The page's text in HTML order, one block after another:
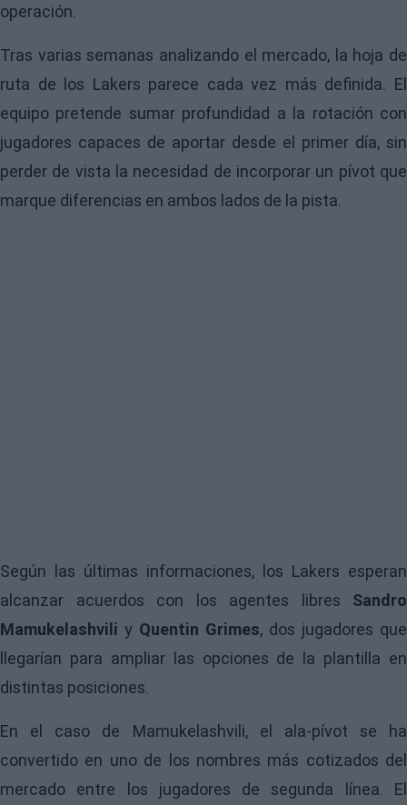
operación.
Tras varias semanas analizando el mercado, la hoja de
ruta de los Lakers parece cada vez más definida. El
equipo pretende sumar profundidad a la rotación con
jugadores capaces de aportar desde el primer día, sin
perder de vista la necesidad de incorporar un pívot que
marque diferencias en ambos lados de la pista.
Según las últimas informaciones, los Lakers esperan
alcanzar acuerdos con los agentes libres Sandro
Mamukelashvili y Quentin Grimes, dos jugadores que
llegarían para ampliar las opciones de la plantilla en
distintas posiciones.
En el caso de Mamukelashvili, el ala-pívot se ha
convertido en uno de los nombres más cotizados del
mercado entre los jugadores de segunda línea. El